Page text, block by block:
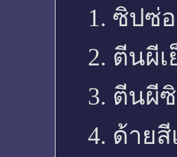
1. ซิปซ่
2. ตีนผี
3. ตีนผี
4. ด้าย